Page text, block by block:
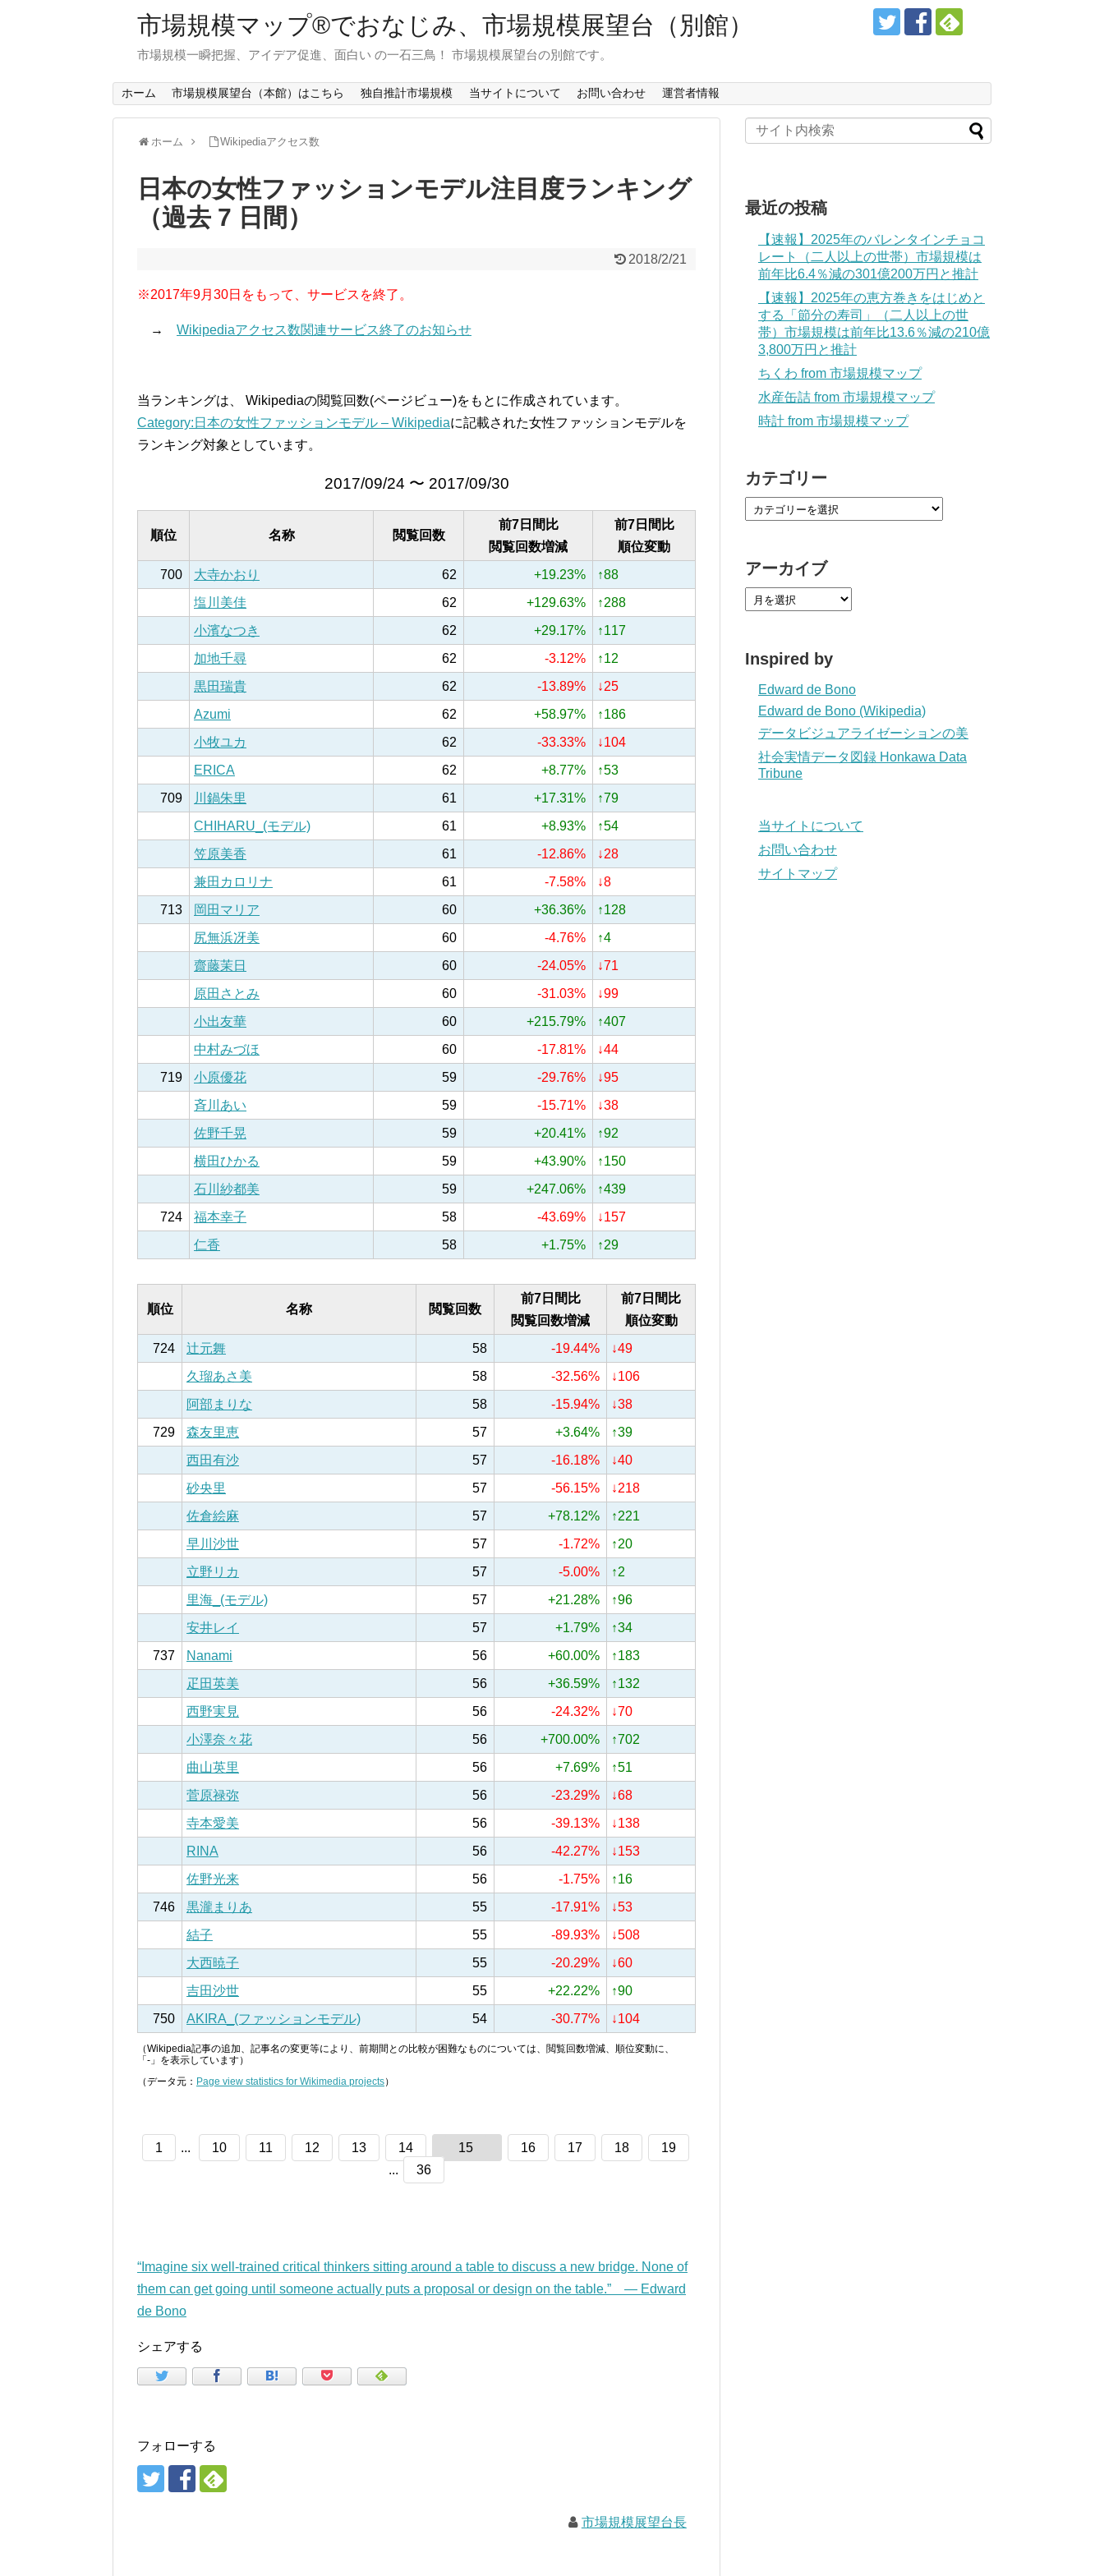
市場規模マップ®でおなじみ、市場規模展望台（別館）
市場規模一瞬把握、アイデア促進、面白い の一石三鳥！ 市場規模展望台の別館です。
ホーム 市場規模展望台（本館）はこちら 独自推計市場規模 当サイトについて お問い合わせ 運営者情報
ホーム Wikipediaアクセス数
日本の女性ファッションモデル注目度ランキング
（過去 7 日間）
2018/2/21
※2017年9月30日をもって、サービスを終了。
→ Wikipediaアクセス数関連サービス終了のお知らせ
当ランキングは、 Wikipediaの閲覧回数(ページビュー)をもとに作成されています。
Category:日本の女性ファッションモデル – Wikipediaに記載された女性ファッションモデルを
ランキング対象としています。
2017/09/24 〜 2017/09/30
順位 名称 閲覧回数
前7日間比
閲覧回数増減
前7日間比
順位変動
700
大寺かおり 62 +19.23%
↑88
塩川美佳
62 +129.63%
↑288
小濱なつき
62 +29.17%
↑117
加地千尋
62 -3.12%
↑12
黒田瑞貴
62 -13.89%
↓25
Azumi
62 +58.97%
↑186
小牧ユカ
62 -33.33%
↓104
ERICA
62 +8.77%
↑53
709
川鍋朱里 61 +17.31%
↑79
CHIHARU_(モデル)
61 +8.93%
↑54
笠原美香
61 -12.86%
↓28
兼田カロリナ
61 -7.58%
↓8
713
岡田マリア 60 +36.36%
↑128
尻無浜冴美
60 -4.76%
↑4
齋藤茉日
60 -24.05%
↓71
原田さとみ
60 -31.03%
↓99
小出友華
60 +215.79%
↑407
中村みづほ
60 -17.81%
↓44
719
小原優花 59 -29.76%
↓95
斉川あい
59 -15.71%
↓38
佐野千晃
59 +20.41%
↑92
横田ひかる
59 +43.90%
↑150
石川紗都美
59 +247.06%
↑439
724
福本幸子 58 -43.69%
↓157
仁香
58 +1.75% ↑29
順位 名称 閲覧回数
前7日間比
閲覧回数増減
前7日間比
順位変動
724
辻元舞 58 -19.44%
↓49
久瑠あさ美
58 -32.56%
↓106
阿部まりな
58 -15.94%
↓38
729
森友里恵 57 +3.64%
↑39
西田有沙
57 -16.18%
↓40
砂央里
57 -56.15%
↓218
佐倉絵麻
57 +78.12%
↑221
早川沙世
57 -1.72%
↑20
立野リカ
57 -5.00%
↑2
里海_(モデル)
57 +21.28%
↑96
安井レイ
57 +1.79%
↑34
737
Nanami 56 +60.00%
↑183
疋田英美
56 +36.59%
↑132
西野実見
56 -24.32%
↓70
小澤奈々花
56 +700.00%
↑702
曲山英里
56 +7.69%
↑51
菅原禄弥
56 -23.29%
↓68
寺本愛美
56 -39.13%
↓138
RINA
56 -42.27%
↓153
佐野光来
56 -1.75%
↑16
746
黒瀧まりあ 55 -17.91%
↓53
結子
55 -89.93%
↓508
大西暁子
55 -20.29%
↓60
吉田沙世
55 +22.22%
↑90
750
AKIRA_(ファッションモデル) 54 -30.77% ↓104
（Wikipedia記事の追加、記事名の変更等により、前期間との比較が困難なものについては、閲覧回数増減、順位変動に、
「-」を表示しています）
（データ元： Page view statistics for Wikimedia projects）
1 ... 10 11 12 13 14 15 16 17 18
19
...
36
“Imagine six well-trained critical thinkers sitting around a table to discuss a new bridge. None of
them can get going until someone actually puts a proposal or design on the table.” — Edward
de Bono
シェアする
フォローする
市場規模展望台長
最近の投稿
【速報】2025年のバレンタインチョコ
レート（二人以上の世帯）市場規模は
前年比6.4％減の301億200万円と推計
【速報】2025年の恵方巻きをはじめと
する「節分の寿司」（二人以上の世
帯）市場規模は前年比13.6％減の210億
3,800万円と推計
ちくわ from 市場規模マップ
水産缶詰 from 市場規模マップ
時計 from 市場規模マップ
カテゴリー
アーカイブ
Inspired by
Edward de Bono
Edward de Bono (Wikipedia)
データビジュアライゼーションの美
社会実情データ図録 Honkawa Data
Tribune
当サイトについて
お問い合わせ
サイトマップ